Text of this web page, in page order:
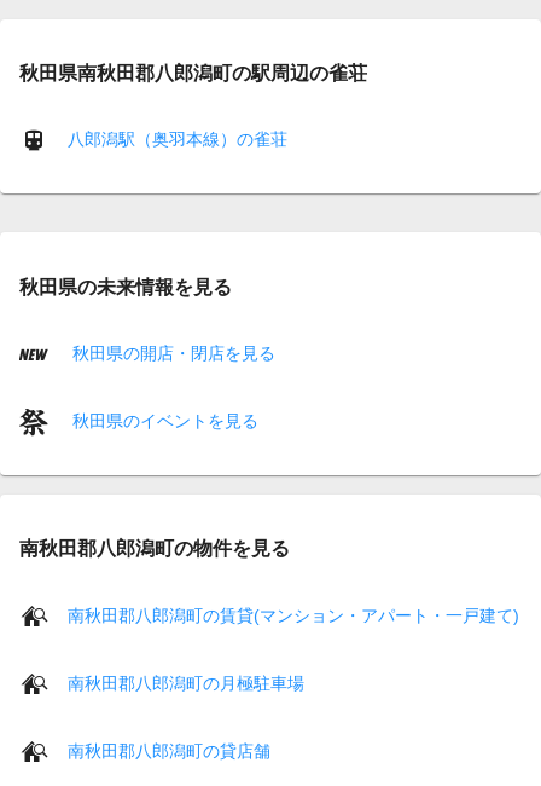
秋田県南秋田郡八郎潟町の駅周辺の雀荘
八郎潟駅（奥羽本線）の雀荘
秋田県の未来情報を見る
秋田県の開店・閉店を見る
秋田県のイベントを見る
南秋田郡八郎潟町の物件を見る
南秋田郡八郎潟町の賃貸(マンション・アパート・一戸建て)
南秋田郡八郎潟町の月極駐車場
南秋田郡八郎潟町の貸店舗